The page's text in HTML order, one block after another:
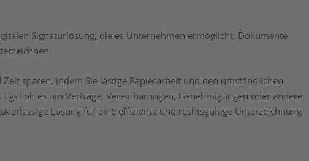
Signaturlösung, die es Unternehmen ermöglicht, Dokumente
sparen, indem Sie lästige Papierarbeit und den umständlichen
ob es um Verträge, Vereinbarungen, Genehmigungen oder andere
Lösung für eine effiziente und rechtsgültige Unterzeichnung.